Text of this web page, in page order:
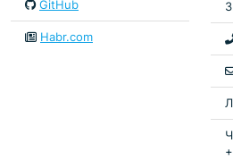
GitHub
Habr.com